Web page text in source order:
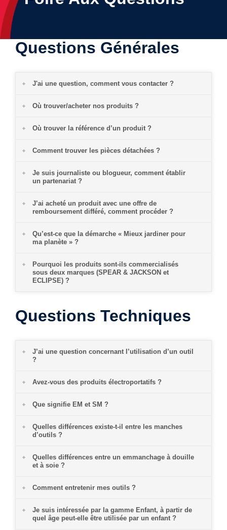
Questions Générales
J'ai une question, comment vous contacter ?
Où trouver/acheter nos produits ?
Où trouver la référence d’un produit ?
Comment trouver les pièces détachées ?
Je suis journaliste ou blogueur, comment établir
un partenariat ?
J’ai acheté un produit avec une offre de
remboursement différé, comment procéder ?
Qu’est-ce que la démarche « Mieux jardiner pour
ma planète » ?
Pourquoi les produits sont-ils commercialisés
sous deux marques (SPEAR & JACKSON et
ECLIPSE) ?
Questions Techniques
J’ai une question concernant l’utilisation d’un outil
?
Avez-vous des produits électroportatifs ?
Que signifie EM et SM ?
Quelles différences existe-t-il entre les manches
d’outils ?
Quelles différences entre un emmanchage à douille
et à soie ?
Comment entretenir mes outils ?
Je suis intéressée par la gamme Enfant, à partir de
quel âge peut-elle être utilisée par un enfant ?